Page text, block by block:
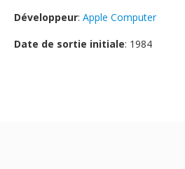
Développeur: Apple Computer
Date de sortie initiale: 1984